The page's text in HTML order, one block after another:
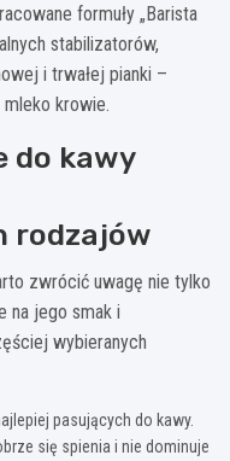
formuły „Barista
stabilizatorów,
i trwałej pianki –
krowie.
do kawy
rodzajów
zwrócić uwagę nie tylko
na jego smak i
wybieranych
pasujących do kawy.
się spienia i nie dominuje